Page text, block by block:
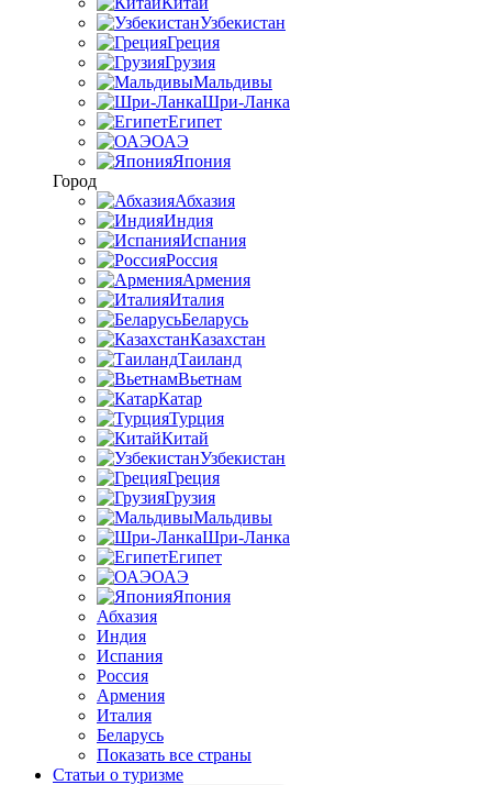
Узбекистан
Греция
Грузия
Мальдивы
Шри-Ланка
Египет
ОАЭ
Япония
Город
Абхазия
Индия
Испания
Россия
Армения
Италия
Беларусь
Казахстан
Таиланд
Вьетнам
Катар
Турция
Китай
Узбекистан
Греция
Грузия
Мальдивы
Шри-Ланка
Египет
ОАЭ
Япония
Абхазия
Индия
Испания
Россия
Армения
Италия
Беларусь
Показать все страны
Статьи о туризме